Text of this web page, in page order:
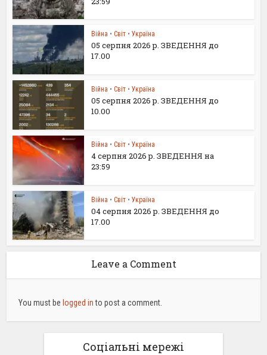
Війна • Світ • Україна
05 серпня 2026 р. ЗВЕДЕННЯ до
17.00
Війна • Світ • Україна
05 серпня 2026 р. ЗВЕДЕННЯ до
10.00
Війна • Світ • Україна
4 серпня 2026 р. ЗВЕДЕННЯ на
23:59
Війна • Світ • Україна
04 серпня 2026 р. ЗВЕДЕННЯ до
17.00
Leave a Comment
You must be logged into post a comment.
Соціальні мережі